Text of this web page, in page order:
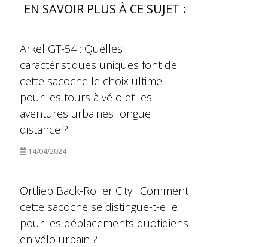
EN SAVOIR PLUS À CE SUJET :
Arkel GT-54 : Quelles
caractéristiques uniques font de
cette sacoche le choix ultime
pour les tours à vélo et les
aventures urbaines longue
distance ?
14/04/2024
Ortlieb Back-Roller City : Comment
cette sacoche se distingue-t-elle
pour les déplacements quotidiens
en vélo urbain ?